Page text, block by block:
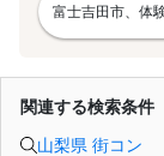
富士吉田市、体
関連する検索条件
山梨県 街コン